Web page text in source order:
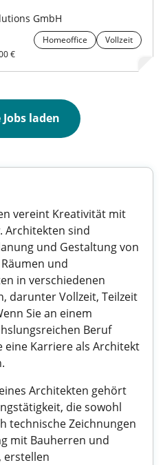
GmbH
Homeoffice
Vollzeit
€
laden
vereint Kreativität mit
Architekten sind
und Gestaltung von
und
in verschiedenen
darunter Vollzeit, Teilzeit
Sie an einem
Beruf
Karriere als Architekt
Architekten gehört
die sowohl
technische Zeichnungen
mit Bauherren und
erstellen